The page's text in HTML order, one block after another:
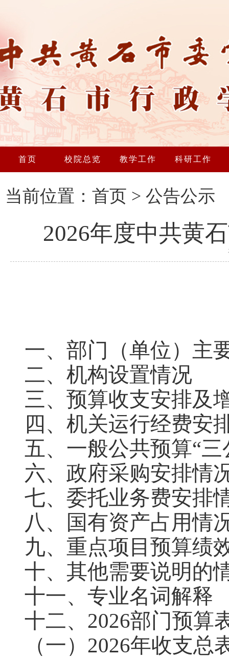
首页 校院总览 教学工作 科研工作
当前位置： 首页 > 公告公示
2026年度中共黄
一、部门（单位）主
二、机构设置情况
三、预算收支安排及
四、机关运行经费安
五、一般公共预算“
六、政府采购安排情
七、委托业务费安排
八、国有资产占用情
九、重点项目预算绩
十、其他需要说明的
十一、专业名词解释
十二、2026部门预算
（一）2026年收支总